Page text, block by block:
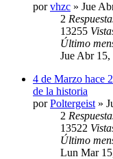
porvhzc » Jue
2
13255
Último
Jue Abr
4 de Marzo hace
de la historia
porPoltergeist »
2
13522
Último
Lun Mar